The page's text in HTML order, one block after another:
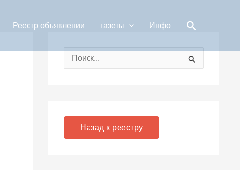
Реестр объявлении газеты Инфо Поиск
:
Назад к реестру